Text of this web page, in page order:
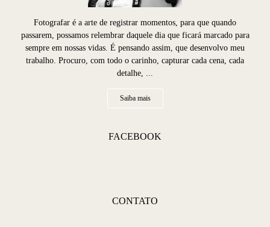
Fotografar é a arte de registrar momentos, para que quando
passarem, possamos relembrar daquele dia que ficará marcado para
sempre em nossas vidas. É pensando assim, que desenvolvo meu
trabalho. Procuro, com todo o carinho, capturar cada cena, cada
detalhe, ...
Saiba mais
FACEBOOK
CONTATO